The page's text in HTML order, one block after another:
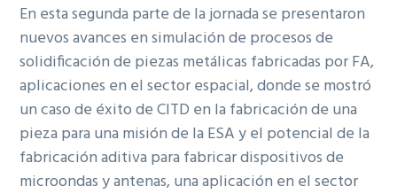
En esta segunda parte de la jornada se presentaron
nuevos avances en simulación de procesos de
solidificación de piezas metálicas fabricadas por FA,
aplicaciones en el sector espacial, donde se mostró
un caso de éxito de CITD en la fabricación de una
pieza para una misión de la ESA y el potencial de la
fabricación aditiva para fabricar dispositivos de
microondas y antenas, una aplicación en el sector